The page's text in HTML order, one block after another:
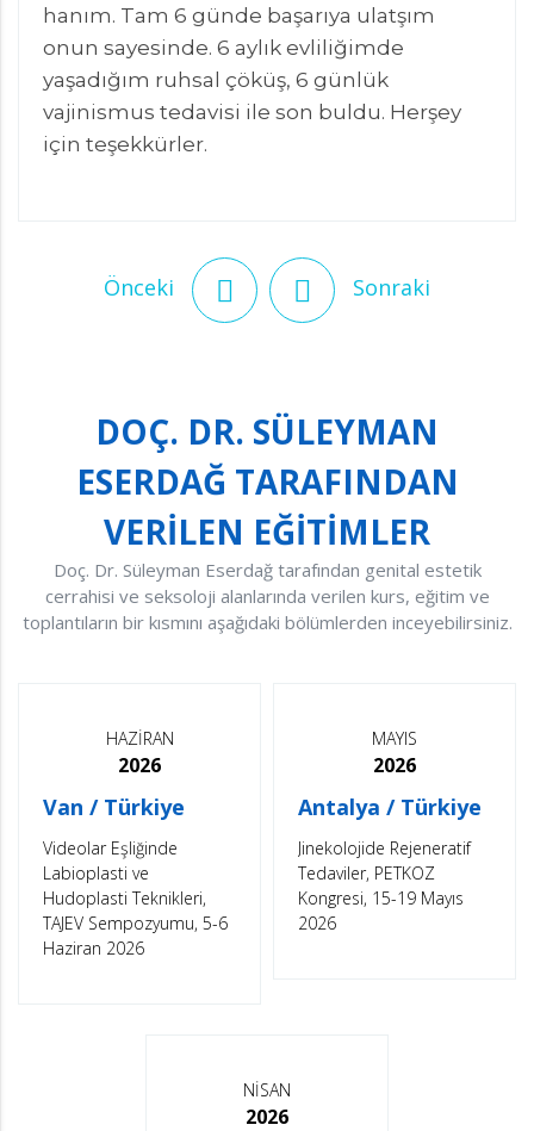
hanım. Tam 6 günde başarıya ulatşım
onun sayesinde. 6 aylık evliliğimde
yaşadığım ruhsal çöküş, 6 günlük
vajinismus tedavisi ile son buldu. Herşey
için teşekkürler.
Önceki Sonraki
DOÇ. DR. SÜLEYMAN
ESERDAĞ TARAFINDAN
VERİLEN EĞİTİMLER
Doç. Dr. Süleyman Eserdağ tarafından genital estetik
cerrahisi ve seksoloji alanlarında verilen kurs, eğitim ve
toplantıların bir kısmını aşağıdaki bölümlerden inceyebilirsiniz.
HAZİRAN
2026
Van / Türkiye
Videolar Eşliğinde
Labioplasti ve
Hudoplasti Teknikleri,
TAJEV Sempozyumu, 5-6
Haziran 2026
MAYIS
2026
Antalya / Türkiye
Jinekolojide Rejeneratif
Tedaviler, PETKOZ
Kongresi, 15-19 Mayıs
2026
NİSAN
2026